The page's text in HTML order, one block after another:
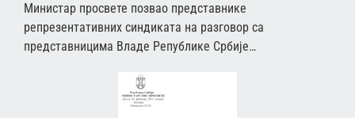
Министар просвете позвао представнике
репрезентативних синдиката на разговор са
представницима Владе Републике Србије…